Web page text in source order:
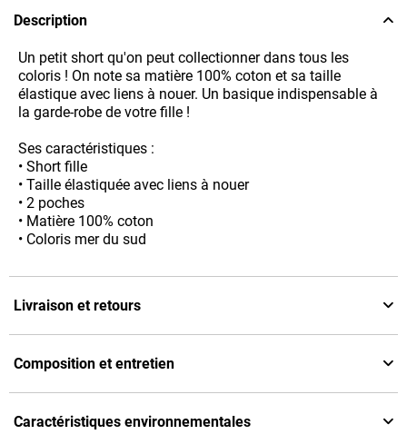
Description
Un petit short qu'on peut collectionner dans tous les
coloris ! On note sa matière 100% coton et sa taille
élastique avec liens à nouer. Un basique indispensable à
la garde-robe de votre fille !
Ses caractéristiques :
• Short fille
• Taille élastiquée avec liens à nouer
• 2 poches
• Matière 100% coton
• Coloris mer du sud
Livraison et retours
Composition et entretien
Caractéristiques environnementales